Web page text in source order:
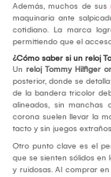
Además, muchos de sus
maquinaria ante
cotidiano. La marca
permitiendo que el
¿Cómo saber si un reloj
Un reloj Tommy Hilfiger
posterior, donde se
de la bandera tricolor
alineados, sin manchas
corona suelen llevar la
tacto y sin juegos
Otro punto clave es el
que se sienten sólidos en
y ruidosas. Al comprar